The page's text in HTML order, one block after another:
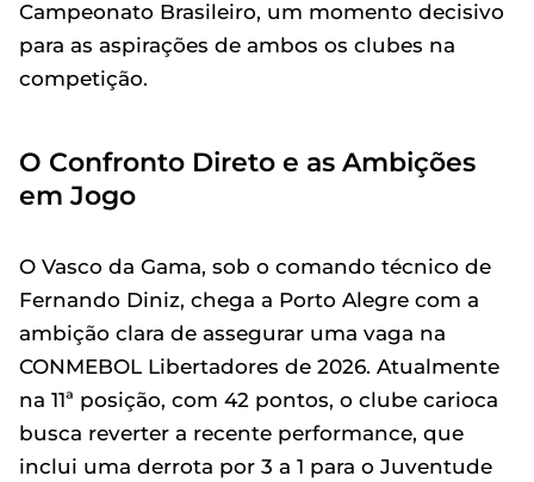
Campeonato Brasileiro, um momento decisivo
para as aspirações de ambos os clubes na
competição.
O Confronto Direto e as Ambições
em Jogo
O Vasco da Gama, sob o comando técnico de
Fernando Diniz, chega a Porto Alegre com a
ambição clara de assegurar uma vaga na
CONMEBOL Libertadores de 2026. Atualmente
na 11ª posição, com 42 pontos, o clube carioca
busca reverter a recente performance, que
inclui uma derrota por 3 a 1 para o Juventude